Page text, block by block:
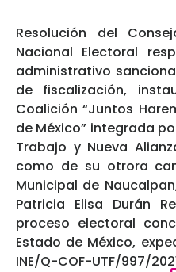
Resolución del
Nacional Electoral
administrativo
de fiscalización,
Coalición “Juntos
de México” integrada
Trabajo y Nueva
como de su otrora
Municipal de
Patricia Elisa Durán
proceso electoral
Estado de México,
INE/Q-COF-UTF/997/